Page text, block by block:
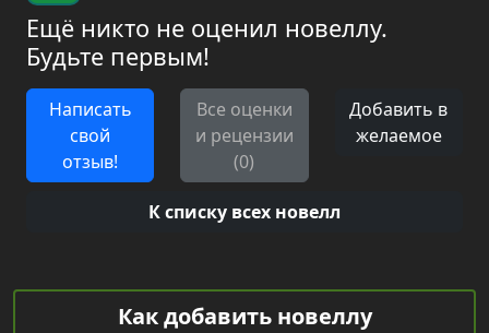
Ещё никто не оценил новеллу.
Будьте первым!
Написать
свой
отзыв!
Все оценки
и рецензии
(0)
Добавить в
желаемое
К списку всех новелл
Как добавить новеллу